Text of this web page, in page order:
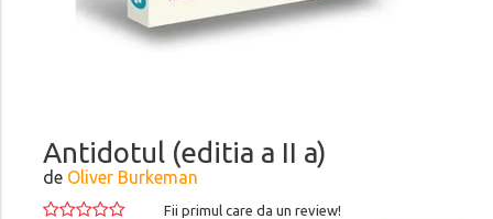
Antidotul (editia a II a)
de Oliver Burkeman
Fii primul care da un review!